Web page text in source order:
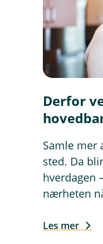
Derfor
Samle mer
sted. Da
hverdagen
nærheten
Les mer